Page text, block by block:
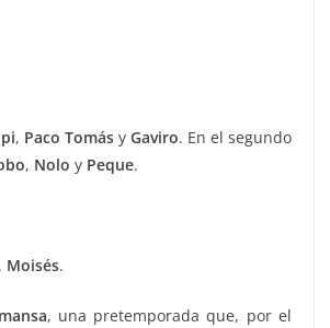
, Paco Tomásy Gaviro. En el segundo
, Nolo y Peque.
, Moisés.
, una pretemporada que, por el